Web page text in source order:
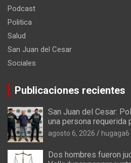
Podcast
Politica
Salud
San Juan del Cesar
Sociales
Publicaciones recientes
San Juan del Cesar:
una persona requerida
agosto 6, 2026 hugaga6
Dos hombres fueron